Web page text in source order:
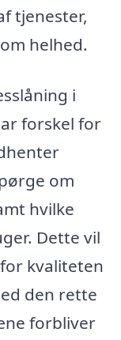
tjenester,
helhed.
i
forskel for
om
hvilke
Dette vil
kvaliteten
den rette
forbliver